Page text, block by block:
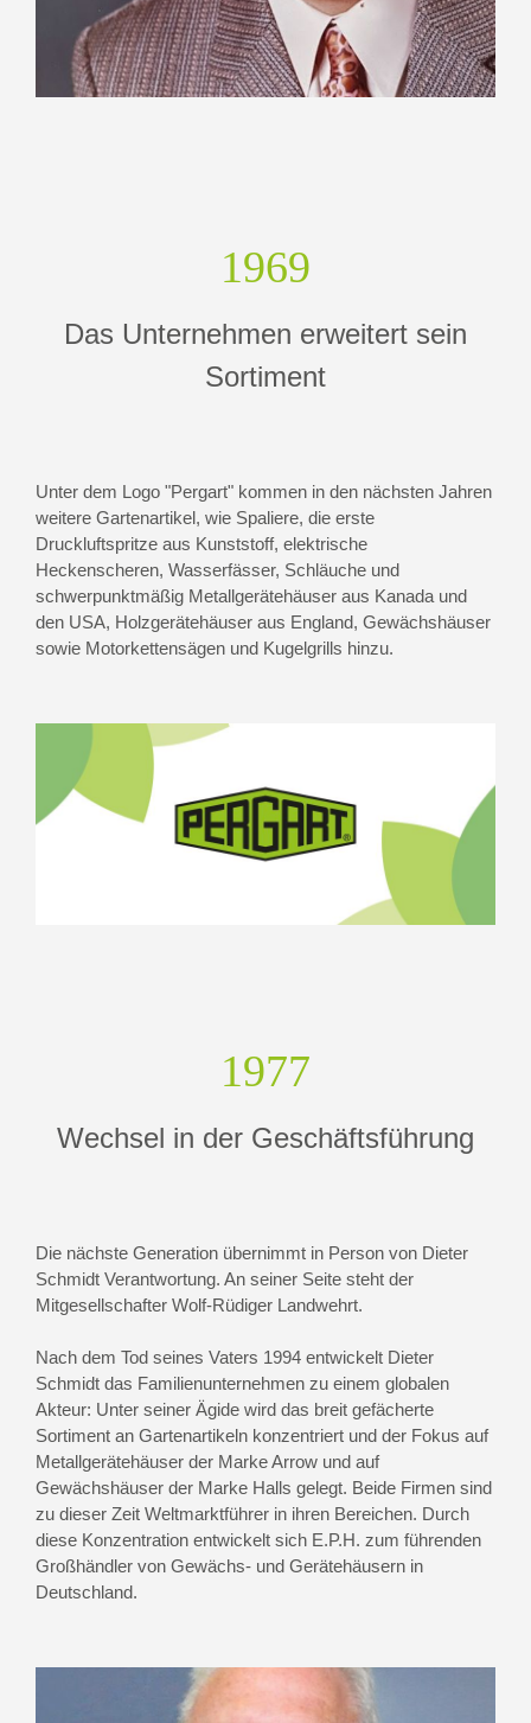
1969
Das Unternehmen erweitert sein
Sortiment
Unter dem Logo "Pergart" kommen in den nächsten Jahren
weitere Gartenartikel, wie Spaliere, die erste
Druckluftspritze aus Kunststoff, elektrische
Heckenscheren, Wasserfässer, Schläuche und
schwerpunktmäßig Metallgerätehäuser aus Kanada und
den USA, Holzgerätehäuser aus England, Gewächshäuser
sowie Motorkettensägen und Kugelgrills hinzu.
1977
Wechsel in der Geschäftsführung
Die nächste Generation übernimmt in Person von Dieter
Schmidt Verantwortung. An seiner Seite steht der
Mitgesellschafter Wolf-Rüdiger Landwehrt.
Nach dem Tod seines Vaters 1994 entwickelt Dieter
Schmidt das Familienunternehmen zu einem globalen
Akteur: Unter seiner Ägide wird das breit gefächerte
Sortiment an Gartenartikeln konzentriert und der Fokus auf
Metallgerätehäuser der Marke Arrow und auf
Gewächshäuser der Marke Halls gelegt. Beide Firmen sind
zu dieser Zeit Weltmarktführer in ihren Bereichen. Durch
diese Konzentration entwickelt sich E.P.H. zum führenden
Großhändler von Gewächs- und Gerätehäusern in
Deutschland.